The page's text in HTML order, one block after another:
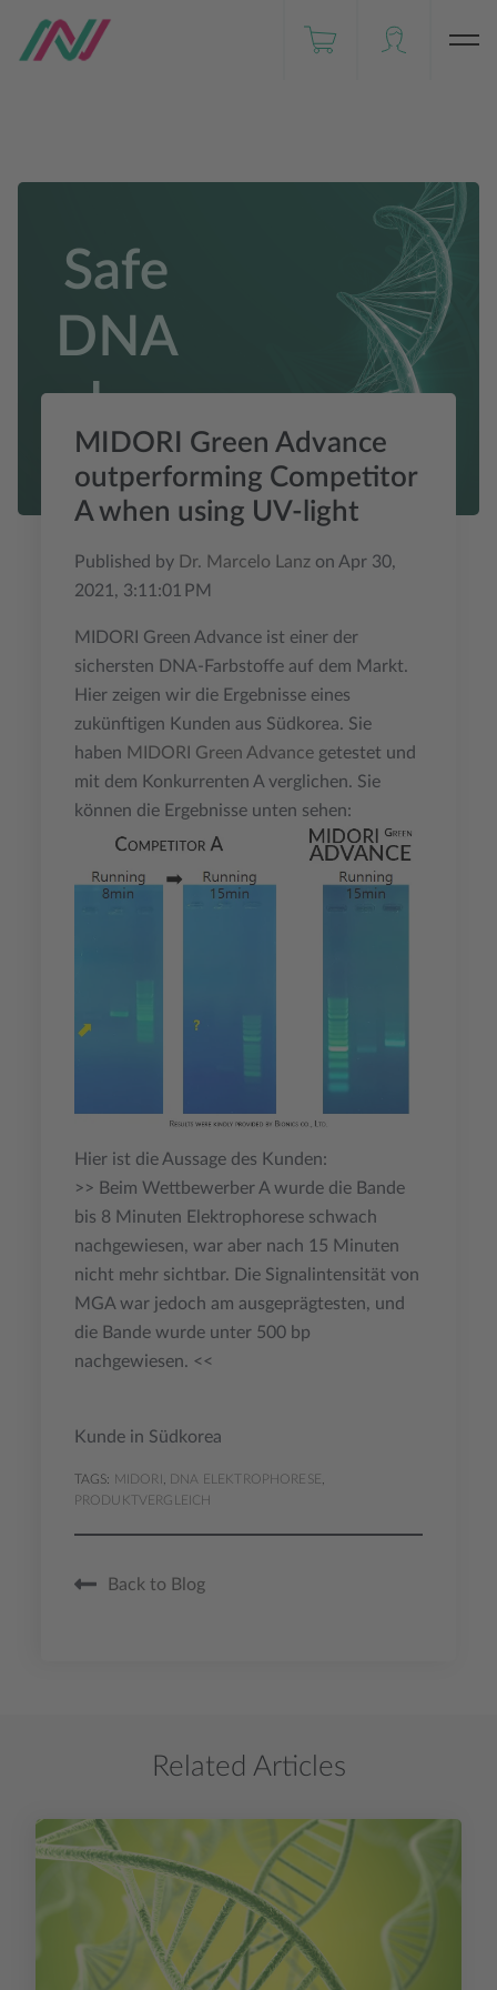
Händler weltweit
NIPPON Genetics JAPAN
EN
MIDORI Green Advance
outperforming Competitor
A when using UV-light
Published by Dr. Marcelo Lanzon Apr 30,
2021, 3:11:01 PM
MIDORI Green Advance ist einer der
sichersten DNA-Farbstoffe auf dem Markt.
Hier zeigen wir die Ergebnisse eines
zukünftigen Kunden aus Südkorea. Sie
haben MIDORI Green Advancegetestet und
mit dem Konkurrenten A verglichen. Sie
können die Ergebnisse unten sehen:
Hier ist die Aussage des Kunden:
>> Beim Wettbewerber A wurde die Bande
bis 8 Minuten Elektrophorese schwach
nachgewiesen, war aber nach 15 Minuten
nicht mehr sichtbar. Die Signalintensität von
MGA war jedoch am ausgeprägtesten, und
die Bande wurde unter 500 bp
nachgewiesen. <<
Kunde in Südkorea
TAGS: MIDORI DNA ELEKTROPHORESE
PRODUKTVERGLEICH
Back to Blog
Related Articles